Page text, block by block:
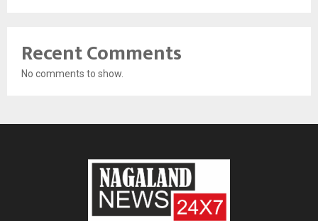
Recent Comments
No comments to show.